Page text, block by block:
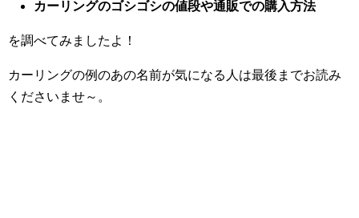
カーリングのゴシゴシの値段や通販での購入方法
を調べてみましたよ！
カーリングの例のあの名前が気になる人は最後までお読み
くださいませ～。